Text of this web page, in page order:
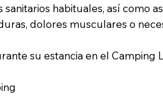
habituales, así como
dolores musculares o
su estancia en el Camping